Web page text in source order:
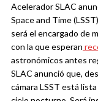
Acelerador SLAC
Space and Time
será el encargado de
con la que esperan
astronómicos antes
SLAC anunció que,
cámara LSST está